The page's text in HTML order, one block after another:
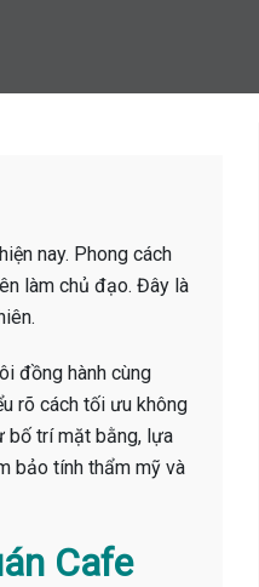
nay. Phong cách
làm chủ đạo. Đây là
đồng hành cùng
rõ cách tối ưu không
bố trí mặt bằng, lựa
bảo tính thẩm mỹ và
Cafe